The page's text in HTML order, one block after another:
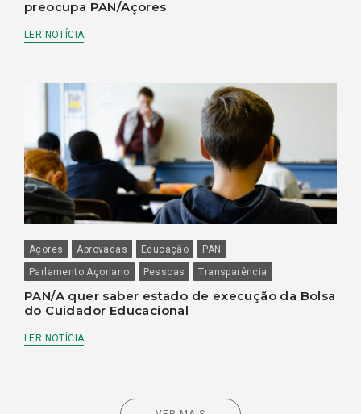
preocupa PAN/Açores
LER NOTÍCIA
Açores Aprovadas Educação
PAN
Parlamento Açoriano
Pessoas Transparência
PAN/A quer saber estado de execução da Bolsa
do Cuidador Educacional
LER NOTÍCIA